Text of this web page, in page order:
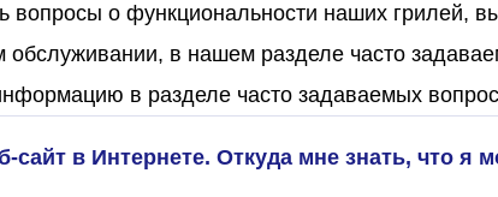
вопросы о функциональности наших грилей,
обслуживании, в нашем разделе часто
в разделе часто задаваемых
в Интернете. Откуда мне знать, что я